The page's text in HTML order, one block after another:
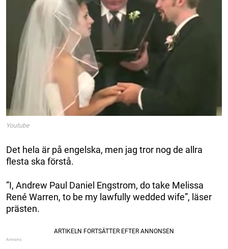
Youtube
Det hela är på engelska, men jag tror nog de allra
flesta ska förstå.
”I, Andrew Paul Daniel Engstrom, do take Melissa
René Warren, to be my lawfully wedded wife”, läser
prästen.